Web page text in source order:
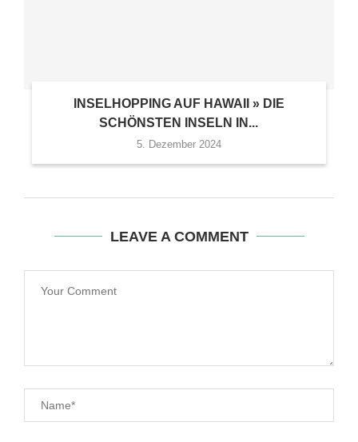
INSELHOPPING AUF HAWAII » DIE
SCHÖNSTEN INSELN IN...
5. Dezember 2024
LEAVE A COMMENT